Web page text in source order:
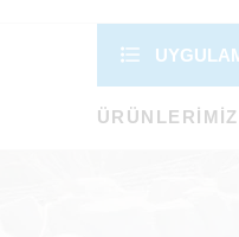
ÜRÜNLERIMIZ